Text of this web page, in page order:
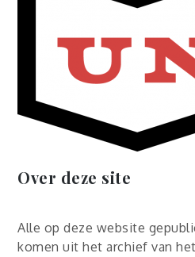
Over deze site
Alle op deze website
komen uit het archief van